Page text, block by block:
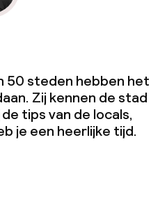
50 steden hebben het
Zij kennen de stad
tips van de locals,
je een heerlijke tijd.